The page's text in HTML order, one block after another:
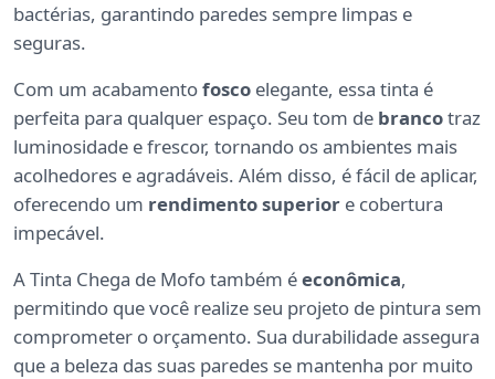
bactérias, garantindo paredes sempre limpas e
seguras.
Com um acabamentofosco elegante, essa tinta é
perfeita para qualquer espaço. Seu tom de brancotraz
luminosidade e frescor, tornando os ambientes mais
acolhedores e agradáveis. Além disso, é fácil de aplicar,
oferecendo um rendimento superior e cobertura
impecável.
A Tinta Chega de Mofo também éeconômica,
permitindo que você realize seu projeto de pintura sem
comprometer o orçamento. Sua durabilidade assegura
que a beleza das suas paredes se mantenha por muito